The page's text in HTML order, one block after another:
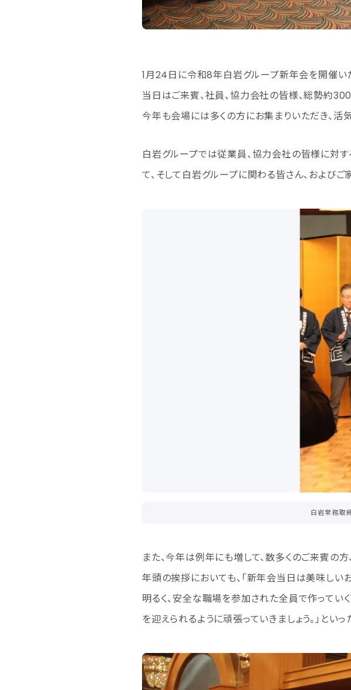
1月24日に令和8年白岩グループ新年会を開催い
当日はご来賓、社員、協力会社の皆様、総勢約
今年も会場には多くの方にお集まりいただき、活
白岩グループでは従業員、協力会社の皆様に対
て、そして白岩グループに関わる皆さん、および
白岩常務取
また、今年は例年にも増して、数多くのご来賓の
年頭の挨拶においても、「新年会当日は美味しい
明るく、安全な職場を参加された全員で作ってい
を迎えられるように頑張っていきましょう。」と